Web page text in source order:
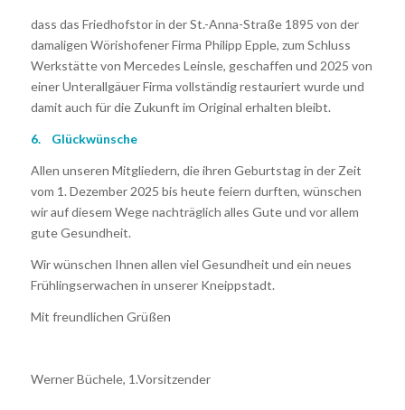
dass das Friedhofstor in der St.-Anna-Straße 1895 von der
damaligen Wörishofener Firma Philipp Epple, zum Schluss
Werkstätte von Mercedes Leinsle, geschaffen und 2025 von
einer Unterallgäuer Firma vollständig restauriert wurde und
damit auch für die Zukunft im Original erhalten bleibt.
6. Glückwünsche
Allen unseren Mitgliedern, die ihren Geburtstag in der Zeit
vom 1. Dezember 2025 bis heute feiern durften, wünschen
wir auf diesem Wege nachträglich alles Gute und vor allem
gute Gesundheit.
Wir wünschen Ihnen allen viel Gesundheit und ein neues
Frühlingserwachen in unserer Kneippstadt.
Mit freundlichen Grüßen
Werner Büchele, 1.Vorsitzender